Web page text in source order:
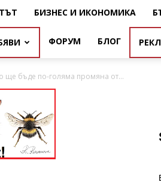
БИЗНЕС И ИКОНОМИКА
ФОРУМ БЛОГ
ще бъде по-голяма промяна от...